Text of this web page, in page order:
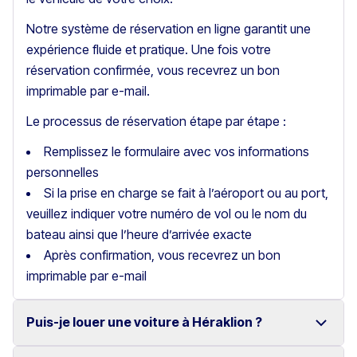
Notre système de réservation en ligne garantit une
expérience fluide et pratique. Une fois votre
réservation confirmée, vous recevrez un bon
imprimable par e-mail.
Le processus de réservation étape par étape :
Remplissez le formulaire avec vos informations
personnelles
Si la prise en charge se fait à l’aéroport ou au port,
veuillez indiquer votre numéro de vol ou le nom du
bateau ainsi que l’heure d’arrivée exacte
Après confirmation, vous recevrez un bon
imprimable par e-mail
Puis-je louer une voiture à Héraklion ?